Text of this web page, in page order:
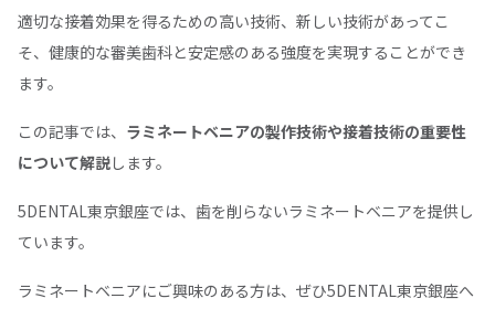
適切な接着効果を得るための高い技術、新しい技術があってこ
そ、健康的な審美歯科と安定感のある強度を実現することができ
ます。
この記事では、 ラミネートベニアの製作技術や接着技術の重要性
について解説します。
5DENTAL東京銀座では、歯を削らないラミネートベニアを提供し
ています。
ラミネートベニアにご興味のある方は、ぜひ5DENTAL東京銀座へ